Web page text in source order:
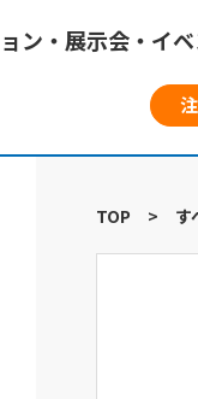
ン・展示会・イ
TOP > す